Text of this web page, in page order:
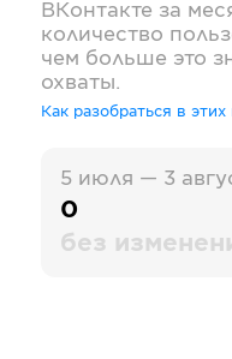
ВКонтакте за
количество
чем больше это
охваты.
Как разобраться в
5 июля — 3
0
без